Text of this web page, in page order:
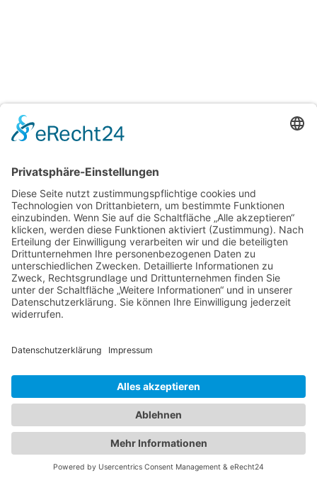
Hechler & Twachtmann Immobilien GmbH
Geschäftsführer: Tobias Gazzo
Blockener Str. 4
28816 Stuhr
Schwachhauser Heerstr. 18
28209 Bremen
Kontakt
Impressum
AGB
Immobilie verkaufen in Delmenhorst
Immobilienmakler Delmenhorst
Immobilienmakler Stuhr
Immobilienmakler Weyhe
Von Kunden
189 Bewertungen
Authentizität
Kundenbewertungen und Erfahrungen zu
Hechler & Twachtmann Immobilien GmbH
14
ProvenExpert.com
175
Bewertungen von 3
anderen Quellen
Blick aufs ProvenExpert-Profil werfen